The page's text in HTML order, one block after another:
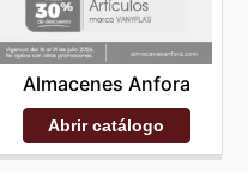
Almacenes Anfora
Abrir catálogo